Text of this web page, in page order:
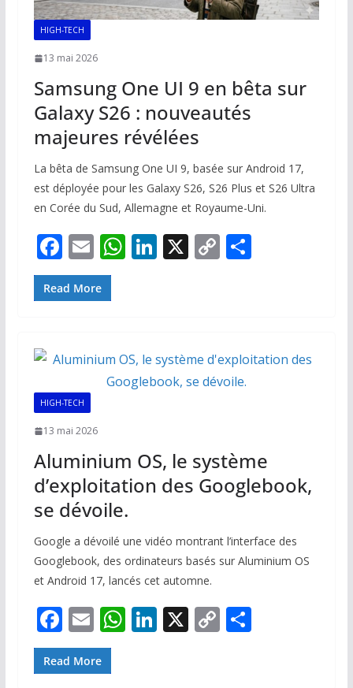
HIGH-TECH
13 mai 2026
Samsung One UI 9 en bêta sur
Galaxy S26 : nouveautés
majeures révélées
La bêta de Samsung One UI 9, basée sur Android 17,
est déployée pour les Galaxy S26, S26 Plus et S26 Ultra
en Corée du Sud, Allemagne et Royaume-Uni.
F
ac
e
o
o
k
E
m
ai
W
A
p
p
Li
dI
n
X C
n
k
P
er
Read More
HIGH-TECH
13 mai 2026
Aluminium OS, le système
d’exploitation des Googlebook,
se dévoile.
Google a dévoilé une vidéo montrant l’interface des
Googlebook, des ordinateurs basés sur Aluminium OS
et Android 17, lancés cet automne.
F
ac
e
E
m
ai
W Li X C P
Read More